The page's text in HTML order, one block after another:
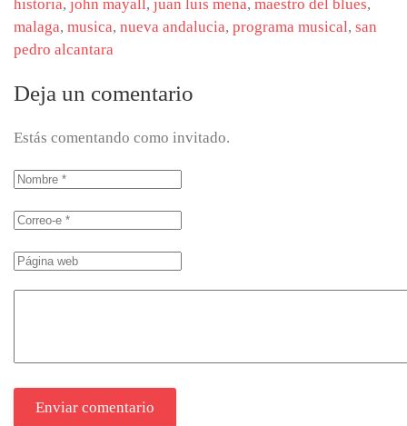
historia, john mayall, juan luis mena, maestro del blues,
malaga, musica, nueva andalucia, programa musical, san
pedro alcantara
Deja un comentario
Estás comentando como invitado.
Enviar comentario